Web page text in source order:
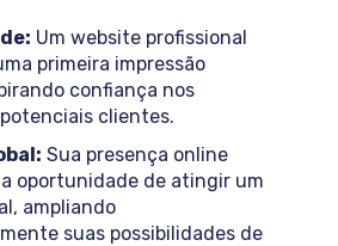
Um website profissional
primeira impressão
confiança nos
clientes.
Sua presença online
oportunidade de atingir um
ampliando
suas possibilidades de